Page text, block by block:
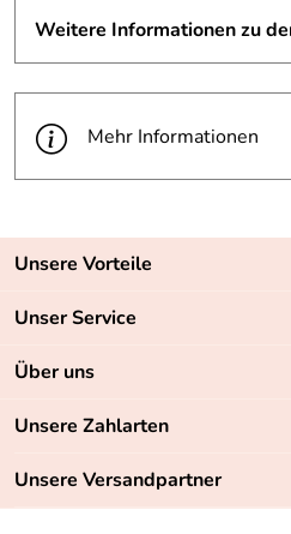
Weitere Informationen zu
Mehr Informationen
Unsere Vorteile
Zahlungsarten: Vorkasse,
Unser Service
Kontakt
Retourenabwicklung
Lieferbedingungen
Über uns
Unsere Bestseller
Neu
Unsere Zahlarten
Unsere Versandpartner